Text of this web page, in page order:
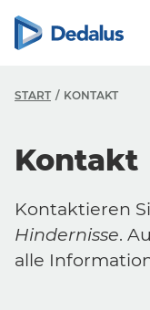
START KONTAKT
Kontakt
Kontaktieren
Hindernisse.
alle